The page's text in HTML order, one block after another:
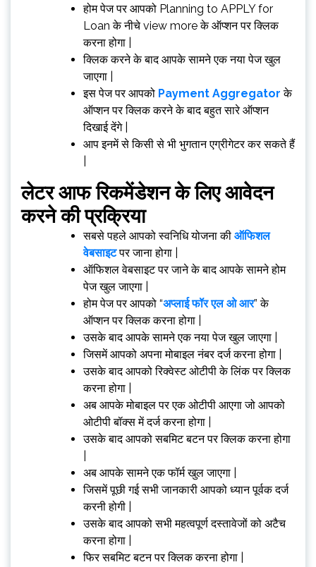
होम पेज पर आपको Planning to APPLY for
Loan के नीचे view more के ऑप्शन पर क्लिक
करना होगा |
क्लिक करने के बाद आपके सामने एक नया पेज खुल
जाएगा |
इस पेज पर आपको Payment Aggregator के
ऑप्शन पर क्लिक करने के बाद बहुत सारे ऑप्शन
दिखाई देंगे |
आप इनमें से किसी से भी भुगतान एग्रीगेटर कर सकते हैं
लेटर आफ रिकमेंडेशन के लिए आवेदन
करने की प्रक्रिया
सबसे पहले आपको स्वनिधि योजना की ऑफिशल
वेबसाइटपर जाना होगा |
ऑफिशल वेबसाइट पर जाने के बाद आपके सामने होम
पेज खुल जाएगा |
होम पेज पर आपको “अप्लाई फॉर एल ओ आर” के
ऑप्शन पर क्लिक करना होगा |
उसके बाद आपके सामने एक नया पेज खुल जाएगा |
जिसमें आपको अपना मोबाइल नंबर दर्ज करना होगा |
उसके बाद आपको रिक्वेस्ट ओटीपी के लिंक पर क्लिक
करना होगा |
अब आपके मोबाइल पर एक ओटीपी आएगा जो आपको
ओटीपी बॉक्स में दर्ज करना होगा |
उसके बाद आपको सबमिट बटन पर क्लिक करना होगा
अब आपके सामने एक फॉर्म खुल जाएगा |
जिसमें पूछी गई सभी जानकारी आपको ध्यान पूर्वक दर्ज
करनी होगी |
उसके बाद आपको सभी महत्वपूर्ण दस्तावेजों को अटैच
करना होगा |
फिर सबमिट बटन पर क्लिक करना होगा |